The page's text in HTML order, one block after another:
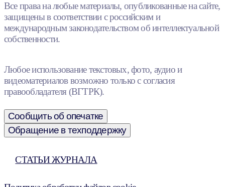
Все права на любые материалы, опубликованные на сайте,
защищены в соответствии с российским и
международным законодательством об интеллектуальной
собственности.
Любое использование текстовых, фото, аудио и
видеоматериалов возможно только с согласия
правообладателя (ВГТРК).
Сообщить об опечатке
Обращение в техподдержку
СТАТЬИ ЖУРНАЛА